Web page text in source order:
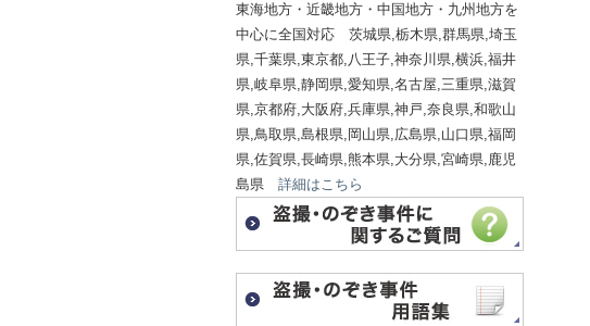
東海地方・近畿地方・中国地方・九州地方を
中心に全国対応 茨城県,栃木県,群馬県,埼玉
県,千葉県,東京都,八王子,神奈川県,横浜,福井
県,岐阜県,静岡県,愛知県,名古屋,三重県,滋賀
県,京都府,大阪府,兵庫県,神戸,奈良県,和歌山
県,鳥取県,島根県,岡山県,広島県,山口県,福岡
県,佐賀県,長崎県,熊本県,大分県,宮崎県,鹿児
島県 詳細はこちら